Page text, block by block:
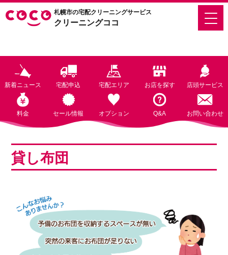
札幌市の宅配クリーニングサービス
クリーニングココ
新着ニュース 宅配申込 宅配エリア お店を探す 店頭サービス
料金 セール情報 オプション Q&A お問い合わせ
貸し布団